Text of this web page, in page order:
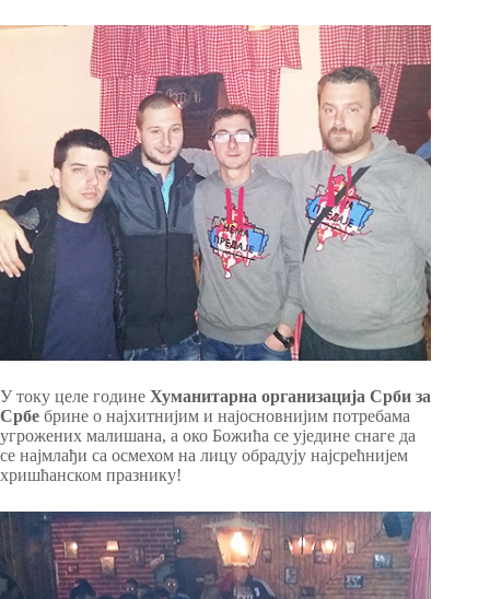
У току целе године Хуманитарна организација Срби за
Србе брине о најхитнијим и најосновнијим потребама
угрожених малишана, а око Божића се уједине снаге да
се најмлађи са осмехом на лицу обрадују најсрећнијем
хришћанском празнику!